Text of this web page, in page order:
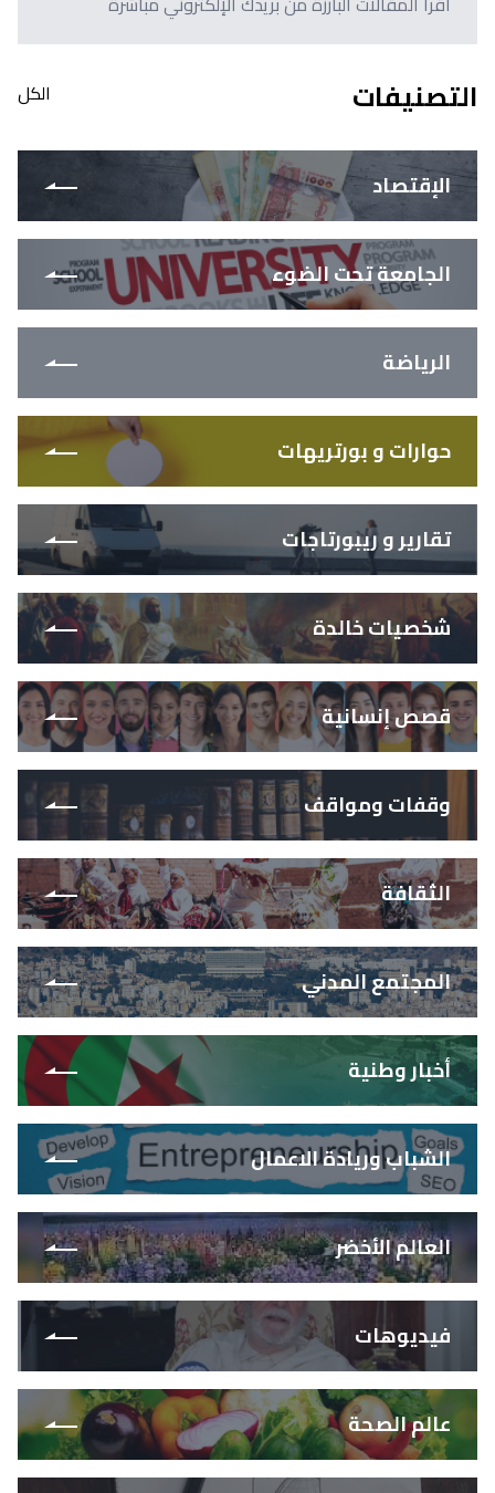
التصنيفات الكل
الإقتصاد
الجامعة تحت الضوء
الرياضة
حوارات و بورتريهات
تقارير و ريبورتاجات
شخصيات خالدة
قصص إنسانية
وقفات ومواقف
الثقافة
المجتمع المدني
أخبار وطنية
الشباب وريادة الاعمال
العالم الأخضر
فيديوهات
عالم الصحة